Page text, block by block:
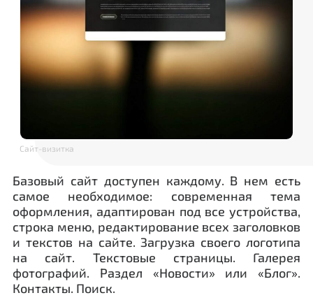
Сайт-визитка
Базовый сайт доступен каждому. В нем есть
самое необходимое: современная тема
оформления, адаптирован под все устройства,
строка меню, редактирование всех заголовков
и текстов на сайте. Загрузка своего логотипа
на сайт. Текстовые страницы. Галерея
фотографий. Раздел «Новости» или «Блог».
Контакты. Поиск.